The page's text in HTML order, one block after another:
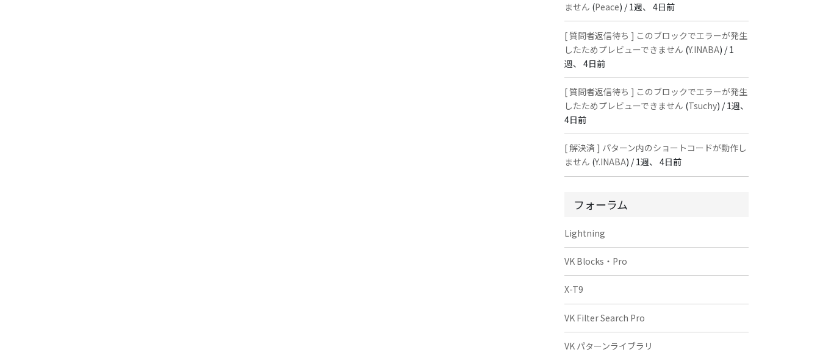
ません (Peace) /1週、 4日前
[ 質問者返信待ち ] このブロックでエラーが発生
したためプレビューできません (Y.INABA) /1
週、 4日前
[ 質問者返信待ち ] このブロックでエラーが発生
したためプレビューできません (Tsuchy) /1週、
4日前
[ 解決済 ] パターン内のショートコードが動作し
ません (Y.INABA) /1週、 4日前
フォーラム
Lightning
VK Blocks・Pro
X-T9
VK Filter Search Pro
VK パターンライブラリ